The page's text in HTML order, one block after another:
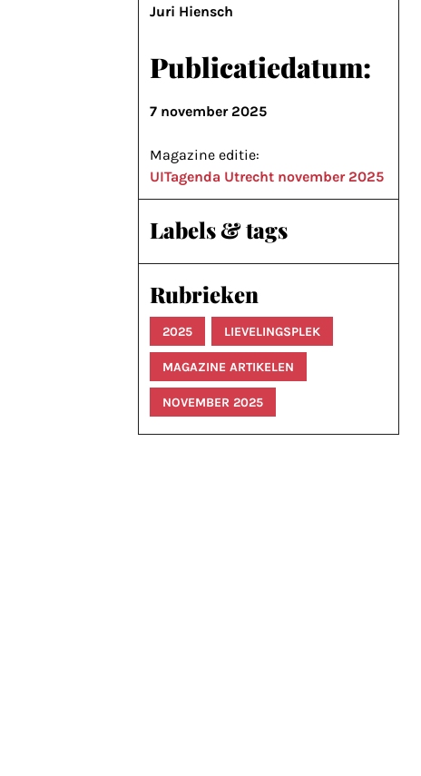
Juri Hiensch
Publicatiedatum:
7 november 2025
Magazine editie:
UITagenda Utrecht november 2025
Labels & tags
Rubrieken
2025 LIEVELINGSPLEK
MAGAZINE ARTIKELEN
NOVEMBER 2025